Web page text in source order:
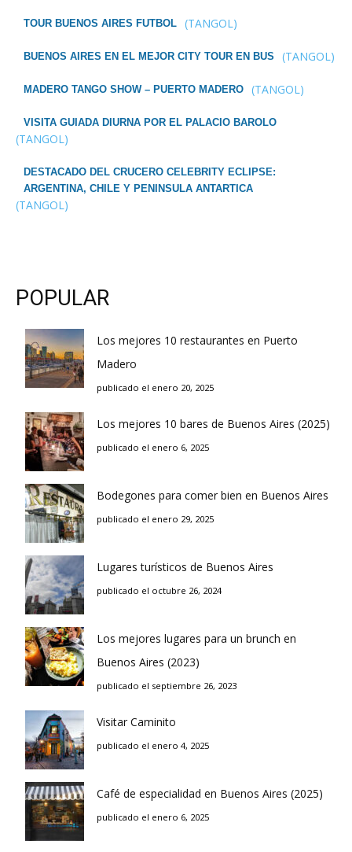
TOUR BUENOS AIRES FUTBOL (TANGOL)
BUENOS AIRES EN EL MEJOR CITY TOUR EN BUS (TANGOL)
MADERO TANGO SHOW – PUERTO MADERO (TANGOL)
VISITA GUIADA DIURNA POR EL PALACIO BAROLO
(TANGOL)
DESTACADO DEL CRUCERO CELEBRITY ECLIPSE:
ARGENTINA, CHILE Y PENINSULA ANTARTICA
(TANGOL)
POPULAR
Los mejores 10 restaurantes en Puerto
Madero
publicado el enero 20, 2025
Los mejores 10 bares de Buenos Aires (2025)
publicado el enero 6, 2025
Bodegones para comer bien en Buenos Aires
publicado el enero 29, 2025
Lugares turísticos de Buenos Aires
publicado el octubre 26, 2024
Los mejores lugares para un brunch en
Buenos Aires (2023)
publicado el septiembre 26, 2023
Visitar Caminito
publicado el enero 4, 2025
Café de especialidad en Buenos Aires (2025)
publicado el enero 6, 2025